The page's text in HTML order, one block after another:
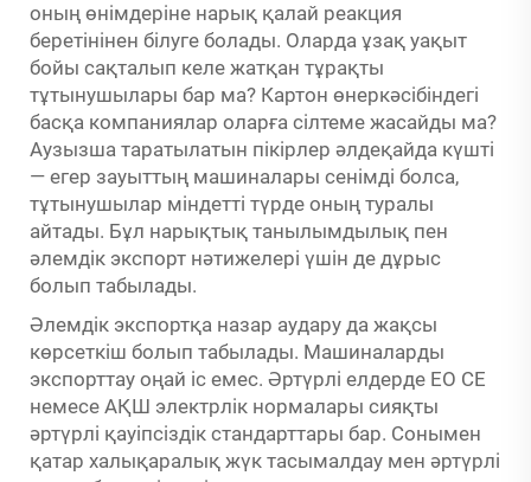
оның өнімдеріне нарық қалай реакция
беретінінен білуге болады. Оларда ұзақ уақыт
бойы сақталып келе жатқан тұрақты
тұтынушылары бар ма? Картон өнеркәсібіндегі
басқа компаниялар оларға сілтеме жасайды ма?
Аузызша таратылатын пікірлер әлдеқайда күшті
— егер зауыттың машиналары сенімді болса,
тұтынушылар міндетті түрде оның туралы
айтады. Бұл нарықтық танылымдылық пен
әлемдік экспорт нәтижелері үшін де дұрыс
болып табылады.
Әлемдік экспортқа назар аудару да жақсы
көрсеткіш болып табылады. Машиналарды
экспорттау оңай іс емес. Әртүрлі елдерде ЕО СЕ
немесе АҚШ электрлік нормалары сияқты
әртүрлі қауіпсіздік стандарттары бар. Сонымен
қатар халықаралық жүк тасымалдау мен әртүрлі